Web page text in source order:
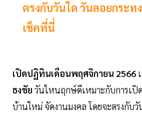
ตรงกับวันใด วันลอยกระท
เช็คที่นี่
เปิดปฏิทินเดือนพฤศจิกายน 2566
ธงชัย วันไหนฤกษ์ดีเหมาะกับการเปิ
บ้านใหม่ จัดงานมงคล โดยจะตรงกับ